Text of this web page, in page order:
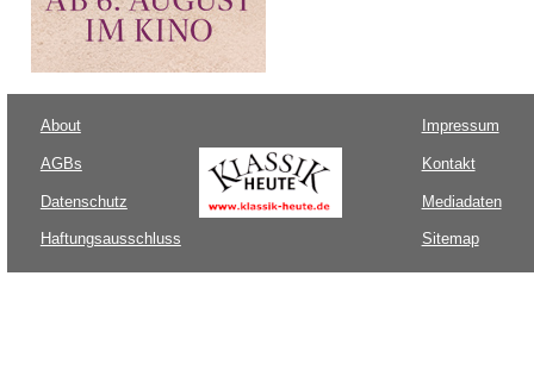
About
AGBs
Datenschutz
Haftungsausschluss
Impressum
Kontakt
Mediadaten
Sitemap